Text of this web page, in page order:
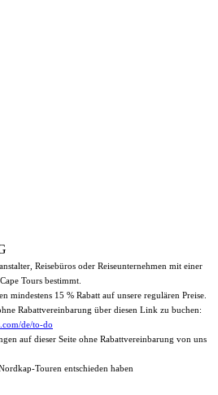
Reisebüros oder Reiseunternehmen mit einer
Tours bestimmt.
mindestens 15 % Rabatt auf unsere regulären Preise.
Rabattvereinbarung über diesen Link zu buchen:
de/to-do
auf dieser Seite ohne Rabattvereinbarung von uns
Touren entschieden haben